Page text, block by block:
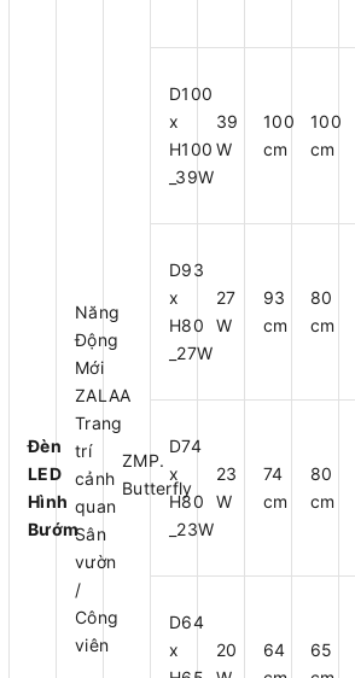
Đèn
LED
Hình
Bướm
Năng
Động
Mới
ZALAA
Trang
trí
cảnh
quan
Sân
vườn
/
Công
viên
ZMP.
Butterfly
D100
x
H100
_39W
39
W
100
cm
100
cm
D93
x
H80
_27W
27
W
93
cm
80
cm
D74
x
H80
_23W
23
W
74
cm
80
cm
D64
x
20
64
65